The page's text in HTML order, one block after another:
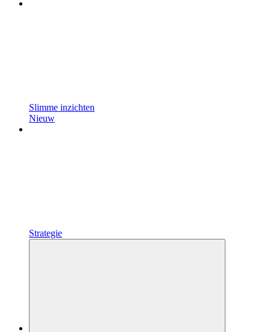
Slimme inzichten
Nieuw
Strategie